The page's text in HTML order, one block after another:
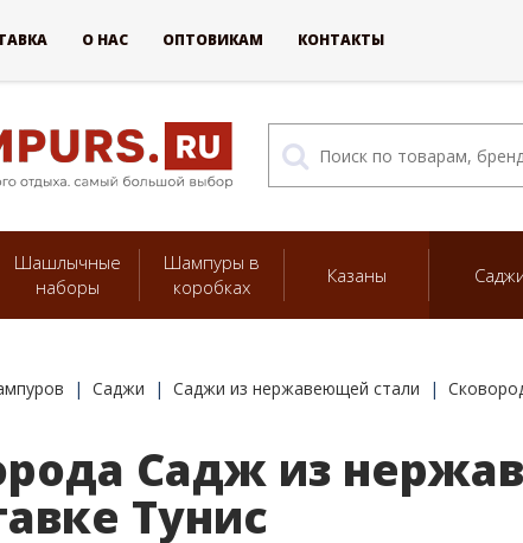
Шашлычные
наборы
Шампуры в
коробках
Казаны
Саджи Саджи из нержавеющей стали
Садж из
Тунис
О НАС ОПТОВИКАМ КОНТАКТЫ